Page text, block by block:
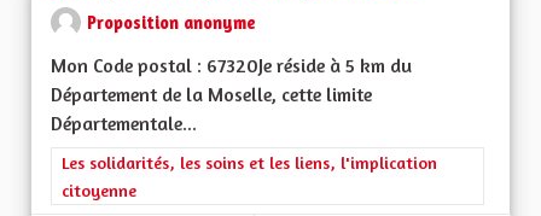
Proposition anonyme
Mon Code postal : 67320Je réside à 5 km du
Département de la Moselle, cette limite
Départementale...
Filtrer les résultats de la catégorie : Les solidarités, les soins
Les solidarités, les soins et les liens, l'implication
citoyenne